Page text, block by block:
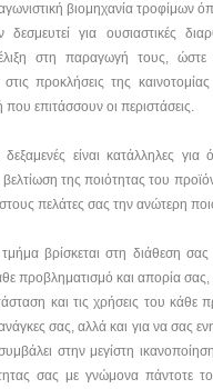
βιομηχανία τροφίμων
δεσμευτεί για ουσιαστικές
στη παραγωγή τους,
προκλήσεις της
που επιτάσσουν οι περιστάσεις.
δεξαμενές είναι κατάλληλες
της ποιότητας του
πελάτες σας την ανώτερη
τμήμα βρίσκεται στη διάθεση
προβληματισμό και απορία
και τις χρήσεις του κάθε
σας, αλλά και για να σας
στην μεγίστη
σας με γνώμονα πάντοτε